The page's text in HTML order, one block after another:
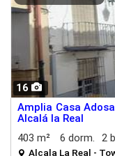
16
Amplia Casa
Alcalá la Real
403 m²
6 dorm. 2
Alcala La Real -